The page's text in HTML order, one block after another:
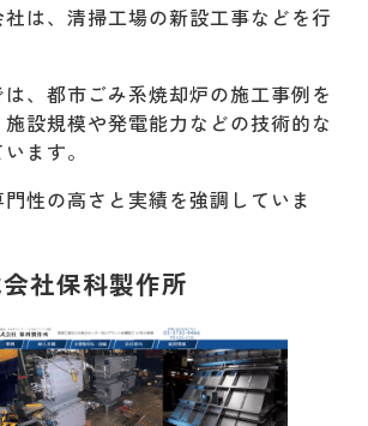
は、清掃工場の新設工事などを行
、都市ごみ系焼却炉の施工事例を
設規模や発電能力などの技術的な
ます。​
性の高さと実績を強調していま
社保科製作所